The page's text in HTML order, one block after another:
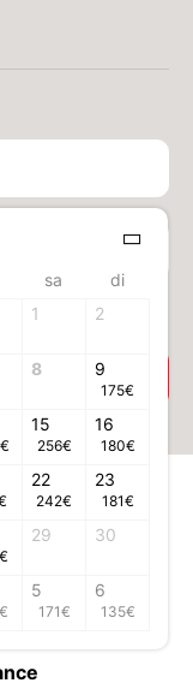
sa
di
1 2
8 9
175€
€
15
256€
16
180€
22
242€
23
181€
29 30
5
171€
6
135€